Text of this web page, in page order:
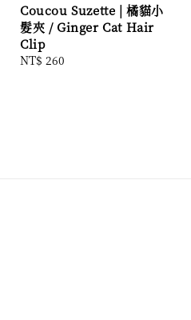
Coucou Suzette | 橘貓小
髮夾 / Ginger Cat Hair
Clip
Regular
NT$ 260